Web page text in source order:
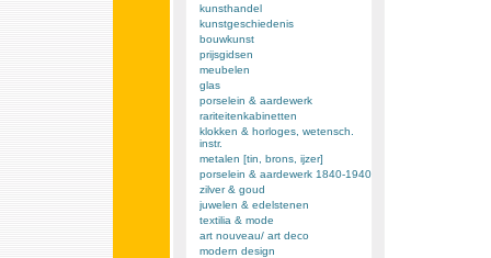
kunsthandel
kunstgeschiedenis
bouwkunst
prijsgidsen
meubelen
glas
porselein & aardewerk
rariteitenkabinetten
klokken & horloges, wetensch.
instr.
metalen [tin, brons, ijzer]
porselein & aardewerk 1840-1940
zilver & goud
juwelen & edelstenen
textilia & mode
art nouveau/ art deco
modern design